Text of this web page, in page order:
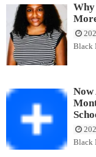
Black
Now
Black